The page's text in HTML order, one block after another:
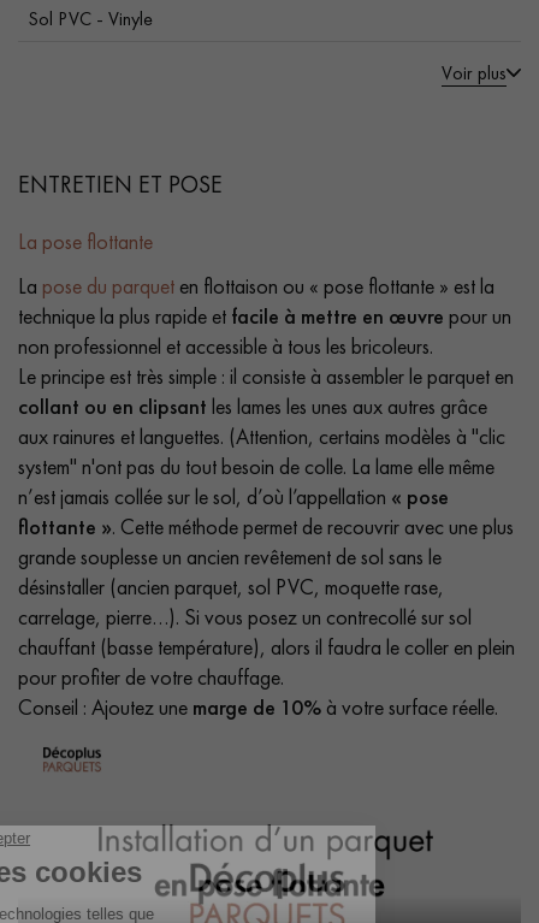
Sol PVC - Vinyle
Voir plus
ENTRETIEN ET POSE
La pose flottante
La pose du parquet en flottaison ou « pose flottante » est la
technique la plus rapide et facile à mettre en œuvre pour un
non professionnel et accessible à tous les bricoleurs.
Le principe est très simple : il consiste à assembler le parquet en
collant ou en clipsant les lames les unes aux autres grâce
aux rainures et languettes. (Attention, certains modèles à "clic
system" n'ont pas du tout besoin de colle. La lame elle même
n’est jamais collée sur le sol, d’où l’appellation « pose
flottante ». Cette méthode permet de recouvrir avec une plus
grande souplesse un ancien revêtement de sol sans le
désinstaller (ancien parquet, sol PVC, moquette rase,
carrelage, pierre…). Si vous posez un contrecollé sur sol
chauffant (basse température), alors il faudra le coller en plein
pour profiter de votre chauffage.
Conseil : Ajoutez une marge de 10% à votre surface réelle.